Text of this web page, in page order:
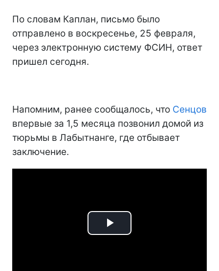
По словам Каплан, письмо было
отправлено в воскресенье, 25 февраля,
через электронную систему ФСИН, ответ
пришел сегодня.
Напомним, ранее сообщалось, что Сенцов
впервые за 1,5 месяца позвонил домой из
тюрьмы в Лабытнанге, где отбывает
заключение.
Play